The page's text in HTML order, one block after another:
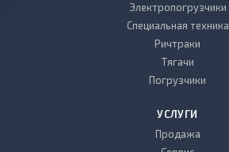
Электропогрузчики
Специальная техника
Ричтраки
Тягачи
Погрузчики
УСЛУГИ
Продажа